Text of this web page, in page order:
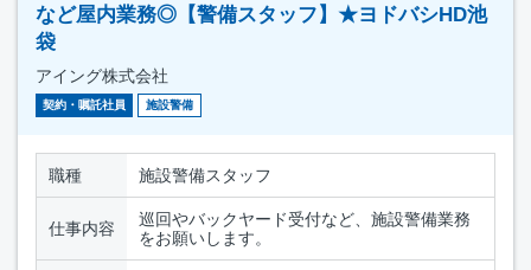
など屋内業務◎【警備スタッフ】★ヨドバシHD池
袋
アイング株式会社
契約・嘱託社員 施設警備
職種 施設警備スタッフ
仕事内容
巡回やバックヤード受付など、施設警備業務
をお願いします。